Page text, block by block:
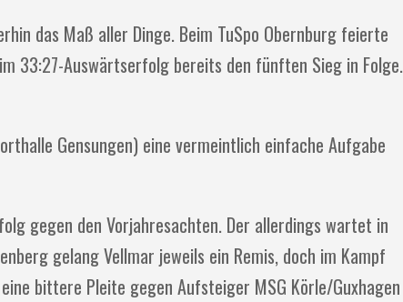
das Maß aller Dinge. Beim TuSpo Obernburg feierte
33:27-Auswärtserfolg bereits den fünften Sieg in Folge.
Gensungen) eine vermeintlich einfache Aufgabe
gegen den Vorjahresachten. Der allerdings wartet in
gelang Vellmar jeweils ein Remis, doch im Kampf
bittere Pleite gegen Aufsteiger MSG Körle/Guxhagen